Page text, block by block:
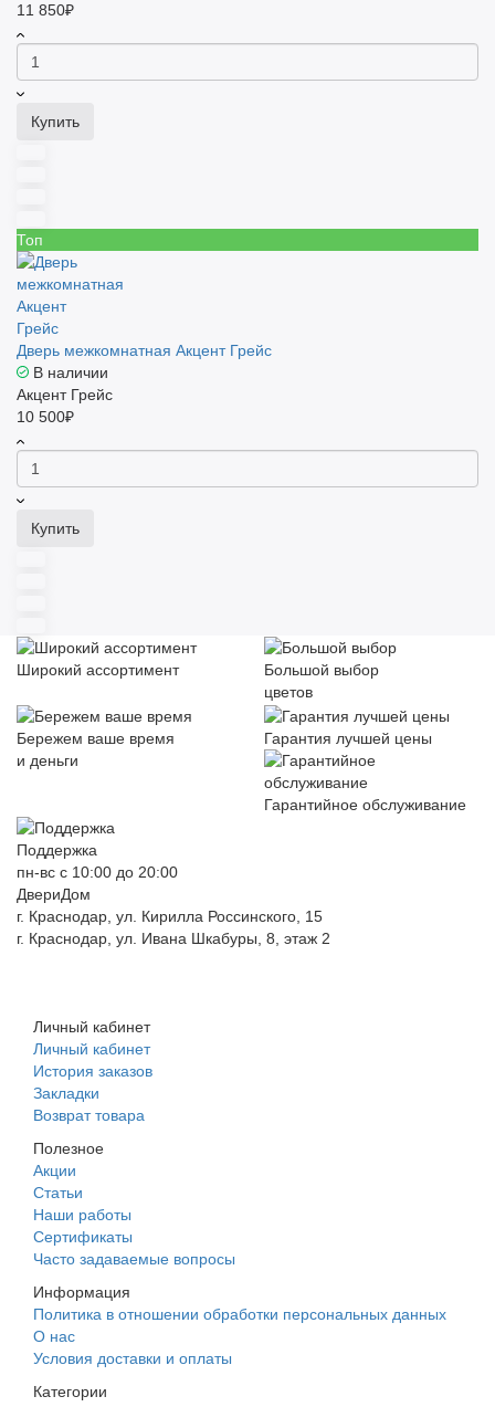
11 850₽
Купить
Топ
Дверь межкомнатная Акцент Грейс
В наличии
Акцент Грейс
10 500₽
Купить
Широкий ассортимент
Большой выбор
цветов
Бережем ваше время
и деньги
Гарантия лучшей цены
Гарантийное обслуживание
Поддержка
пн-вс с 10:00 до 20:00
ДвериДом
г. Краснодар, ул. Кирилла Россинского, 15
г. Краснодар, ул. Ивана Шкабуры, 8, этаж 2
Личный кабинет
Личный кабинет
История заказов
Закладки
Возврат товара
Полезное
Акции
Статьи
Наши работы
Сертификаты
Часто задаваемые вопросы
Информация
Политика в отношении обработки персональных данных
О нас
Условия доставки и оплаты
Категории